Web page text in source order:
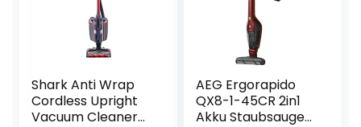
Shark Anti Wrap
Cordless Upright
Vacuum Cleaner
AEG Ergorapido
QX8-1-45CR 2in1
Akku Staubsauger